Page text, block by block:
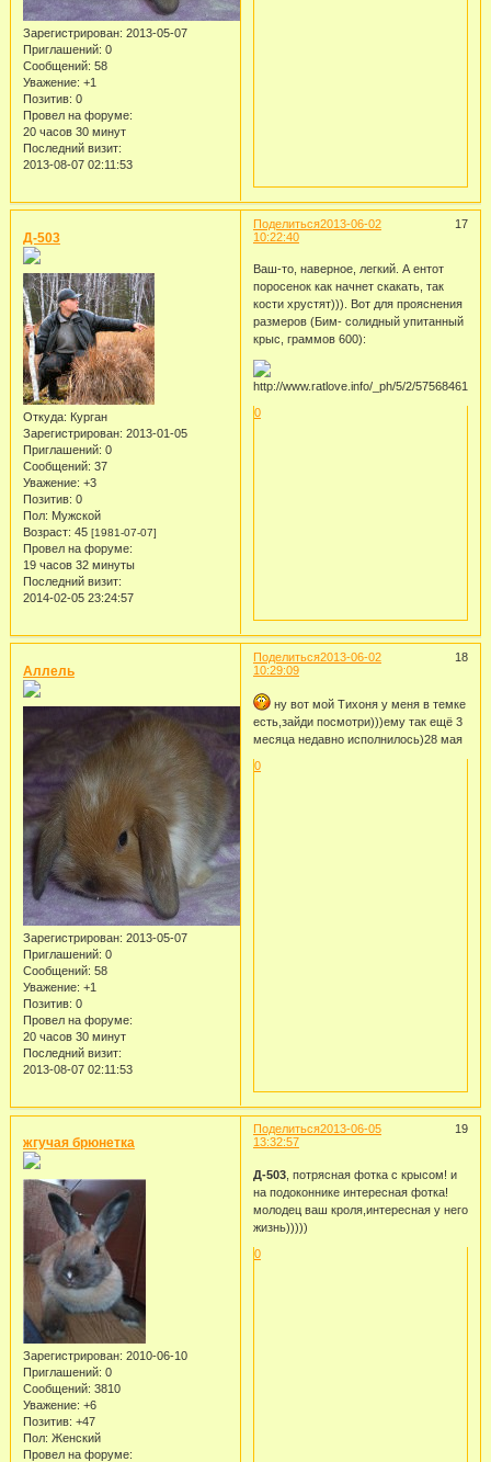
Зарегистрирован: 2013-05-07
Приглашений: 0
Сообщений: 58
Уважение: +1
Позитив: 0
Провел на форуме:
20 часов 30 минут
Последний визит:
2013-08-07 02:11:53
Поделиться 17
2013-06-02
10:22:40
Д-503
Откуда: Курган
Зарегистрирован: 2013-01-05
Приглашений: 0
Сообщений: 37
Уважение: +3
Позитив: 0
Пол: Мужской
Возраст: 45 [1981-07-07]
Провел на форуме:
19 часов 32 минуты
Последний визит:
2014-02-05 23:24:57
Ваш-то, наверное, легкий. А ентот
поросенок как начнет скакать, так
кости хрустят))). Вот для прояснения
размеров (Бим- солидный упитанный
крыс, граммов 600):
0
Поделиться 18
2013-06-02
10:29:09
Аллель
Зарегистрирован: 2013-05-07
Приглашений: 0
Сообщений: 58
Уважение: +1
Позитив: 0
Провел на форуме:
20 часов 30 минут
Последний визит:
2013-08-07 02:11:53
ну вот мой Тихоня у меня в темке
есть,зайди посмотри)))ему так ещё 3
месяца недавно исполнилось)28 мая
0
Поделиться 19
2013-06-05
13:32:57
жгучая брюнетка
Зарегистрирован: 2010-06-10
Приглашений: 0
Сообщений: 3810
Уважение: +6
Позитив: +47
Пол: Женский
Провел на форуме:
Д-503, потрясная фотка с крысом! и
на подоконнике интересная фотка!
молодец ваш кроля,интересная у него
жизнь)))))
0